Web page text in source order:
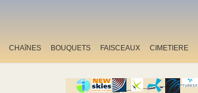
CHAîNES BOUQUETS FAISCEAUX CIMETIERE